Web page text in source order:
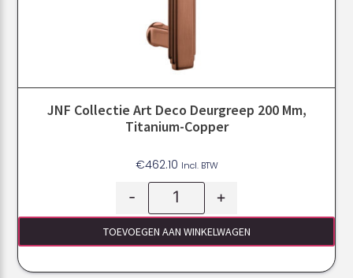
JNF Collectie Art Deco Deurgreep 200 Mm,
Titanium-Copper
€462.10 Incl. BTW
- +
TOEVOEGEN AAN WINKELWAGEN